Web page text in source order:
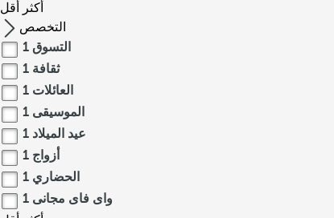
أكثر
أقل
التخصص
التسوق 1
ثقافة 1
العائلات 1
الموسيقى 1
عيد الميلاد 1
أزواج 1
الحضاري 1
واى فاى مجانى 1